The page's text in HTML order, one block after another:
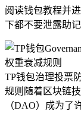
阅读钱包教程并
下都不要泄露助
TP钱包治理投票
规则随着区块链
（DAO）成为了